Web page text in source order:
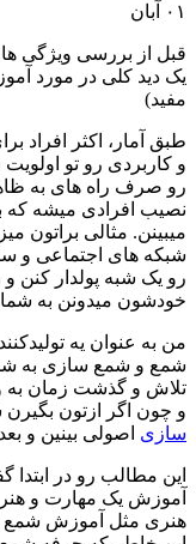
۰۱ آبان
قبل از بررسی ویژگی
یک دید کلی در مورد
مفید)
طبق آمار، اکثر
و کاربردی رو تو
رو صرف راه های به
نصیب افرادی میشه
میبینن. مثالی براتون
شبکه های اجتماعی و
رو یک شبه پولدار کنن و
خودشون میدونن به
من به عنوان یه
شمع و شمع سازی به
تلاش و گذشت زمان به
و چون اگر ازتون
سازی اصولی بینین و
این مطالب رو در
آموزش یک مهارت و هنر
هنری مثل آموزش شمع